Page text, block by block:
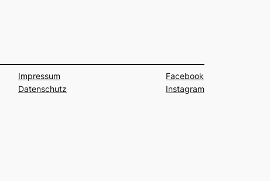
Impressum
Datenschutz
Facebook
Instagram